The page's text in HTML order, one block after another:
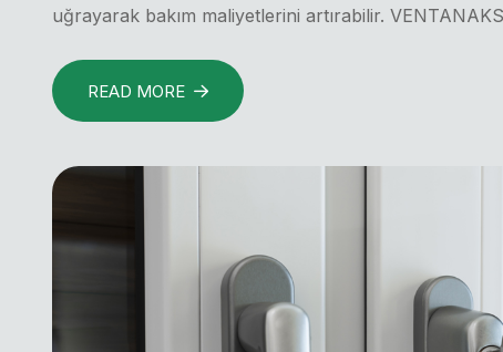
uğrayarak bakım maliyetlerini artırabilir.
READ MORE